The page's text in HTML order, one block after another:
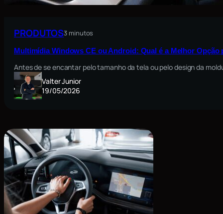
PRODUTOS3 minutos
Multimídia Windows CE ou Android: Qual é a Melhor Opção
Antes de se encantar pelo tamanho da tela ou pelo design da
Valter Junior
19/05/2026